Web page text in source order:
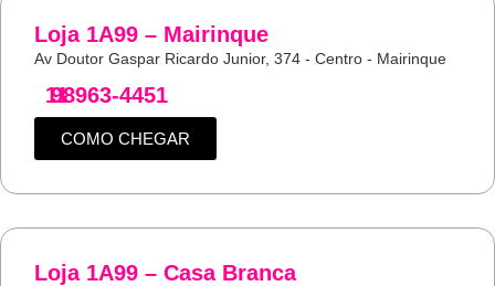
Loja 1A99 – Mairinque
Av Doutor Gaspar Ricardo Junior, 374 - Centro - Mairinque
11
98963-4451
COMO CHEGAR
Loja 1A99 – Casa Branca